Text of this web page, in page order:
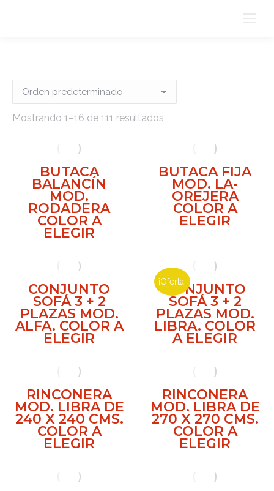
Mostrando 1–16 de 111 resultados
BUTACA
BALANCÍN
MOD.
RODADERA
COLOR A
ELEGIR
BUTACA FIJA
MOD. LA-
OREJERA
COLOR A
ELEGIR
CONJUNTO
SOFÁ 3 + 2
PLAZAS MOD.
ALFA. COLOR A
ELEGIR
¡Oferta!
CONJUNTO
SOFÁ 3 + 2
PLAZAS MOD.
LIBRA. COLOR
A ELEGIR
RINCONERA
MOD. LIBRA DE
240 X 240 CMS.
COLOR A
ELEGIR
RINCONERA
MOD. LIBRA DE
270 X 270 CMS.
COLOR A
ELEGIR